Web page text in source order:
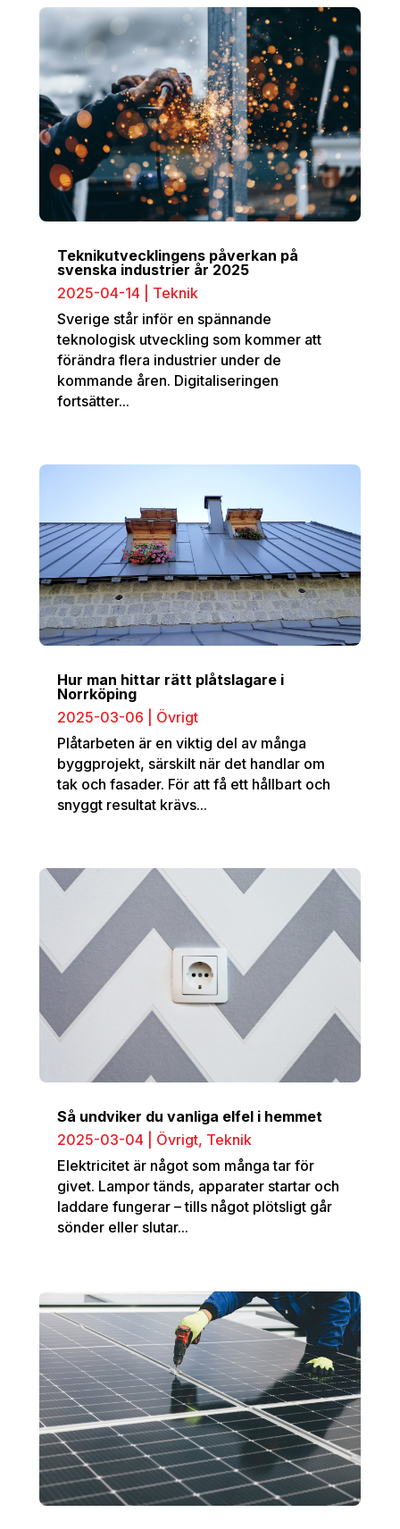
Teknikutvecklingens påverkan på
svenska industrier år 2025
2025-04-14
Teknik
Sverige står inför en spännande
teknologisk utveckling som kommer att
förändra flera industrier under de
kommande åren. Digitaliseringen
fortsätter...
Hur man hittar rätt plåtslagare‍ i
Norrköping
2025-03-06
Övrigt
Plåtarbeten är en viktig del av många
byggprojekt, särskilt när det handlar om
tak och fasader. För att få ett hållbart och
snyggt resultat krävs...
Så undviker du vanliga elfel i hemmet
2025-03-04
Övrigt, Teknik
Elektricitet är något som många tar för
givet. Lampor tänds, apparater startar och
laddare fungerar – tills något plötsligt går
sönder eller slutar...